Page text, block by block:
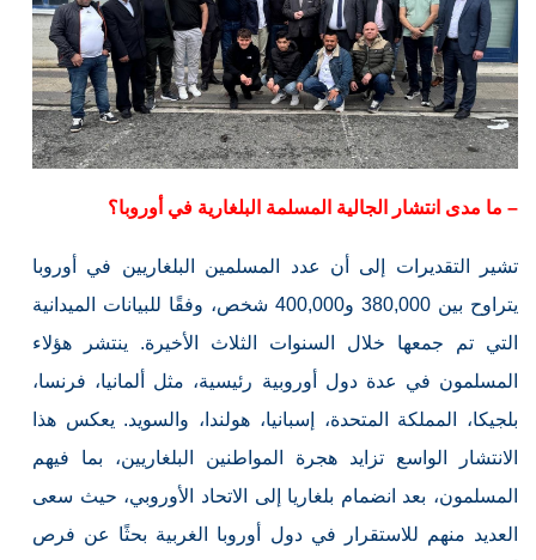
– ما مدى انتشار الجالية المسلمة البلغارية في أوروبا؟
تشير التقديرات إلى أن عدد المسلمين البلغاريين في أوروبا
يتراوح بين 380,000 و400,000 شخص، وفقًا للبيانات الميدانية
التي تم جمعها خلال السنوات الثلاث الأخيرة. ينتشر هؤلاء
المسلمون في عدة دول أوروبية رئيسية، مثل ألمانيا، فرنسا،
بلجيكا، المملكة المتحدة، إسبانيا، هولندا، والسويد. يعكس هذا
الانتشار الواسع تزايد هجرة المواطنين البلغاريين، بما فيهم
المسلمون، بعد انضمام بلغاريا إلى الاتحاد الأوروبي، حيث سعى
العديد منهم للاستقرار في دول أوروبا الغربية بحثًا عن فرص